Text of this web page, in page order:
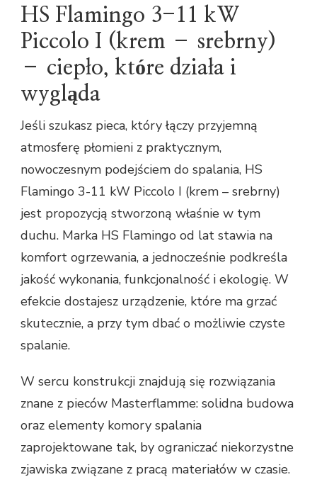
HS Flamingo 3-11 kW
Piccolo I (krem – srebrny)
– ciepło, które działa i
wygląda
Jeśli szukasz pieca, który łączy przyjemną
atmosferę płomieni z praktycznym,
nowoczesnym podejściem do spalania, HS
Flamingo 3-11 kW Piccolo I (krem – srebrny)
jest propozycją stworzoną właśnie w tym
duchu. Marka HS Flamingo od lat stawia na
komfort ogrzewania, a jednocześnie podkreśla
jakość wykonania, funkcjonalność i ekologię. W
efekcie dostajesz urządzenie, które ma grzać
skutecznie, a przy tym dbać o możliwie czyste
spalanie.
W sercu konstrukcji znajdują się rozwiązania
znane z pieców Masterflamme: solidna budowa
oraz elementy komory spalania
zaprojektowane tak, by ograniczać niekorzystne
zjawiska związane z pracą materiałów w czasie.